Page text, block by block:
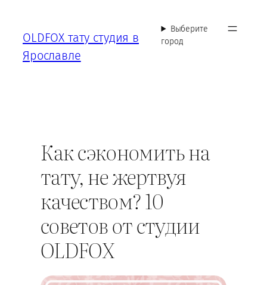
содержимому
OLDFOX тату студия в
Ярославле
Выберите
город
Как сэкономить на
тату, не жертвуя
качеством? 10
советов от студии
OLDFOX